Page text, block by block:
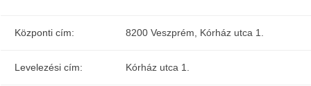
Központi cím: 8200 Veszprém, Kórház utca 1.
Levelezési cím: Kórház utca 1.